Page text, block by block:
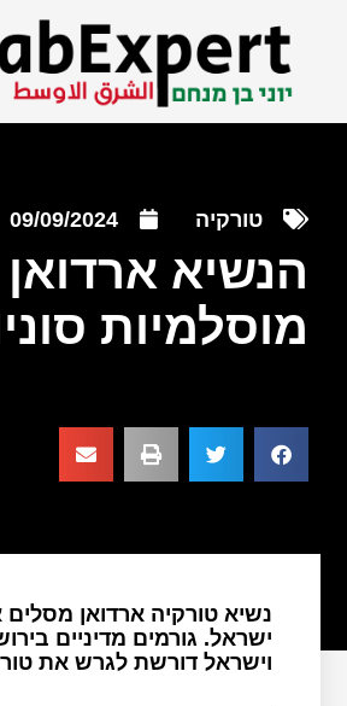
טורקיה 09/09/2024
הנשיא
מוסלמיות
נשיא טורקיה ארדואן
ישראל. גורמים מדיניים
וישראל דורשת לגרש את